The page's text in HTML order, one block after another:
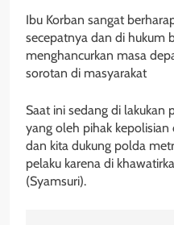
Ibu Korban sangat
secepatnya dan di hukum
menghancurkan masa
sorotan di masyarakat
Saat ini sedang di lakukan
yang oleh pihak
dan kita dukung polda
pelaku karena di
(Syamsuri).